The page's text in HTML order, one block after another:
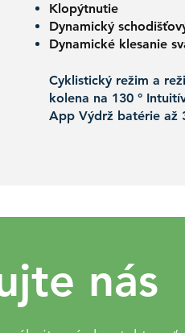
Klopýtnutie
Dynamický
Dynamické klesanie
Cyklistický režim a
kolena na 130 °
App Výdrž batérie až
nás